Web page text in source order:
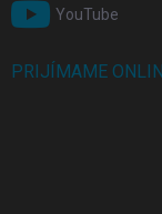
YouTube
PRIJÍMAME